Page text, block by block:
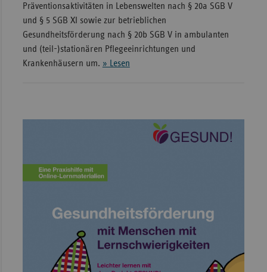
Präventionsaktivitäten in Lebenswelten nach § 20a SGB V
und § 5 SGB XI sowie zur betrieblichen
Gesundheitsförderung nach § 20b SGB V in ambulanten
und (teil-)stationären Pflegeeinrichtungen und
Krankenhäusern um. » Lesen